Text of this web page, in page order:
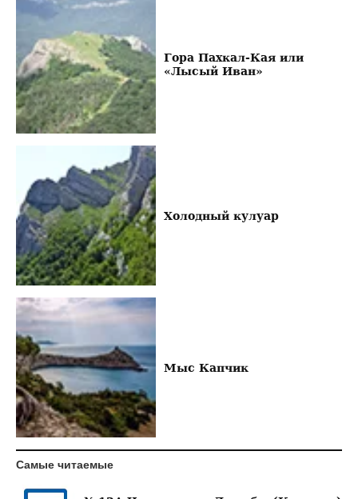
Гора Пахкал-Кая или
«Лысый Иван»
Холодный кулуар
Мыс Капчик
Самые читаемые